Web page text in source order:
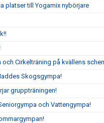
platser till Yogamix nybörjare
Cirkelträning på kvällens
Skogsgympa!
gruppträningen!
och Vattengympa!